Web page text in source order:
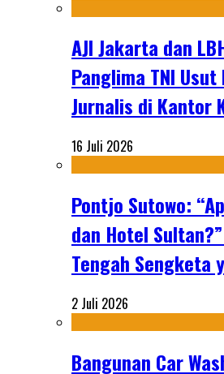
AJI Jakarta dan
Panglima TNI
Jurnalis di Kantor
16 Juli 2026
Pontjo Sutowo:
dan Hotel
Tengah Sengketa
2 Juli 2026
Bangunan Car